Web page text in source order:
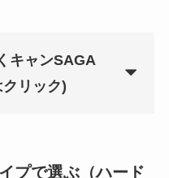
キャンSAGA
リック)
プで選ぶ（ハード